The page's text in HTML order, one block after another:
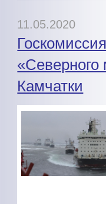
11.05.2020
«Северного
Камчатки